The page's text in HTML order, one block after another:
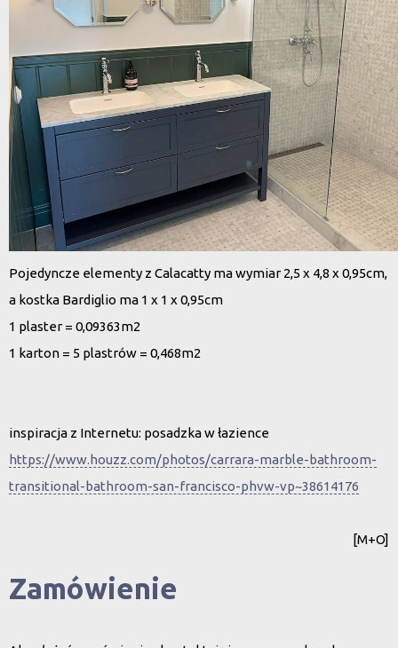
Pojedyncze elementy z Calacatty ma wymiar 2,5 x 4,8 x 0,95cm,
a kostka Bardiglio ma 1 x 1 x 0,95cm
1 plaster = 0,09363m2
1 karton = 5 plastrów = 0,468m2
inspiracja z Internetu: posadzka w łazience
https://www.houzz.com/photos/carrara-marble-bathroom-
transitional-bathroom-san-francisco-phvw-vp~38614176
[M+O]
Zamówienie